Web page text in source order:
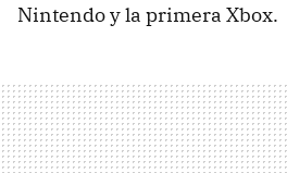
Nintendo y la primera Xbox.